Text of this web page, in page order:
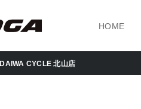
HOME
DAIWA CYCLE 北山店